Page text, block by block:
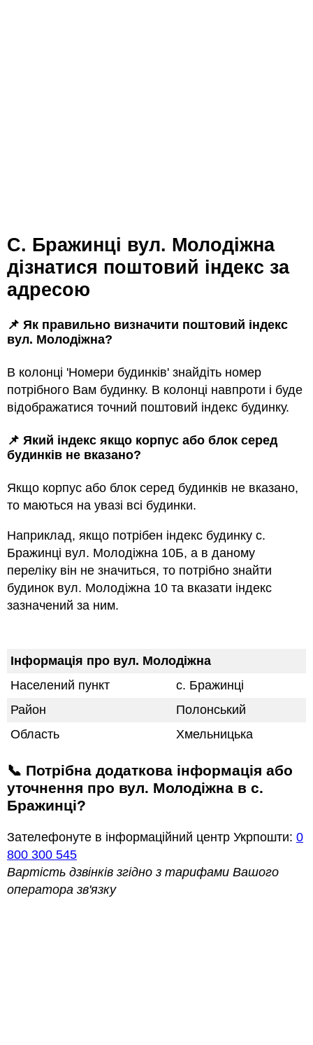
с. Бражинці вул. Молодіжна
дізнатися поштовий індекс за
адресою
📌 Як правильно визначити поштовий індекс
вул. Молодіжна?
В колонці 'Номери будинків' знайдіть номер
потрібного Вам будинку. В колонці навпроти і буде
відображатися точний поштовий індекс будинку.
📌 Який індекс якщо корпус або блок серед
будинкiв не вказано?
Якщо корпус або блок серед будинкiв не вказано,
то маються на увазi всi будинки.
Наприклад, якщо потрiбен індекс будинку с.
Бражинці вул. Молодіжна 10Б, а в даному
переліку він не значиться, то потрібно знайти
будинок вул. Молодіжна 10 та вказати індекс
зазначений за ним.
Інформація про вул. Молодіжна
Населений пункт
с. Бражинці
Район
Полонський
Область
Хмельницька
📞 Потрібна додаткова інформація або
уточнення про вул. Молодіжна в с.
Бражинці?
Зателефонуте в інформаційний центр Укрпошти: 0
800 300 545
Вартість дзвінків згідно з тарифами Вашого
оператора зв'язку